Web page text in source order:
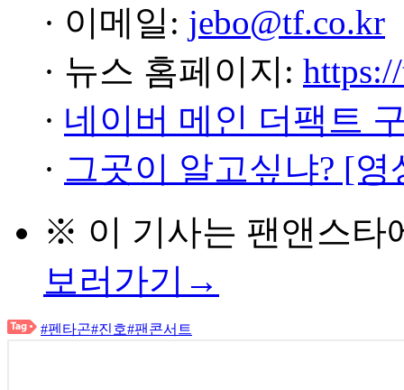
· 이메일: jebo@tf.co.kr
· 뉴스 홈페이지:
· 네이버 메인 더팩트
· 그곳이 알고싶냐? [
※ 이 기사는 팬앤스타
보러가기→
#펜타곤#진호#팬콘서트